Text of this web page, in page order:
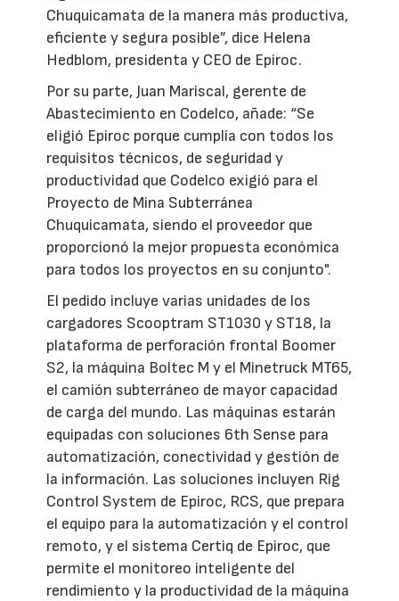
Chuquicamata de la manera más productiva,
eficiente y segura posible”, dice Helena
Hedblom, presidenta y CEO de Epiroc.
Por su parte, Juan Mariscal, gerente de
Abastecimiento en Codelco, añade: “Se
eligió Epiroc porque cumplía con todos los
requisitos técnicos, de seguridad y
productividad que Codelco exigió para el
Proyecto de Mina Subterránea
Chuquicamata, siendo el proveedor que
proporcionó la mejor propuesta económica
para todos los proyectos en su conjunto".
El pedido incluye varias unidades de los
cargadores Scooptram ST1030 y ST18, la
plataforma de perforación frontal Boomer
S2, la máquina Boltec M y el Minetruck MT65,
el camión subterráneo de mayor capacidad
de carga del mundo. Las máquinas estarán
equipadas con soluciones 6th Sense para
automatización, conectividad y gestión de
la información. Las soluciones incluyen Rig
Control System de Epiroc, RCS, que prepara
el equipo para la automatización y el control
remoto, y el sistema Certiq de Epiroc, que
permite el monitoreo inteligente del
rendimiento y la productividad de la máquina